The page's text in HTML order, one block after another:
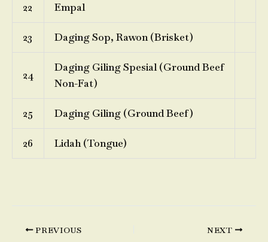
22 Empal
23 Daging Sop, Rawon (Brisket)
24
Daging Giling Spesial (Ground Beef
Non-Fat)
25 Daging Giling (Ground Beef)
26 Lidah (Tongue)
PREVIOUS NEXT